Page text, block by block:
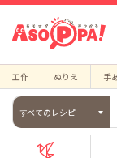
工作 ぬりえ 手
すべてのレシピ